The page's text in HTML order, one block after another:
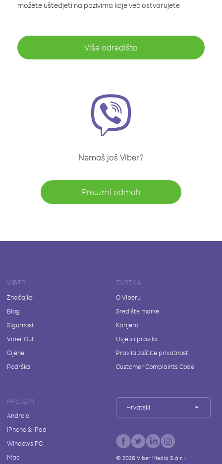
možete uštedjeti na pozivima koje već ostvarujete
Više odredišta
Nemaš još Viber?
Preuzmi odmah
VIBER
Značajke
Blog
Sigurnost
Viber Out
Cijene
Podrška
TVRTKA
O Viberu
Središte marke
Karijera
Uvjeti i pravila
Pravila zaštite privatnosti
Customer Complaints Code
PREUZMI
Android
iPhone & iPad
Windows PC
Mac
Hrvatski
© 2026Viber Media S.à r.l.